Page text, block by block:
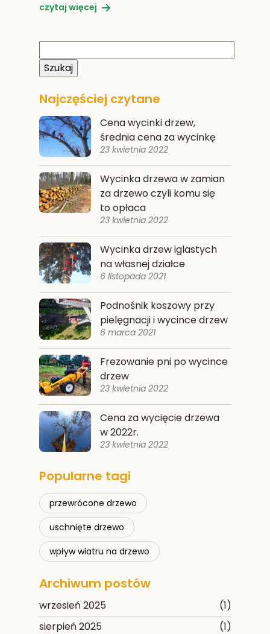
czytaj więcej
Najczęściej czytane
Cena wycinki drzew,
średnia cena za wycinkę
23 kwietnia 2022
Wycinka drzewa w zamian
za drzewo czyli komu się
to opłaca
23 kwietnia 2022
Wycinka drzew iglastych
na własnej działce
6 listopada 2021
Podnośnik koszowy przy
pielęgnacji i wycince drzew
6 marca 2021
Frezowanie pni po wycince
drzew
23 kwietnia 2022
Cena za wycięcie drzewa
w 2022r.
23 kwietnia 2022
Popularne tagi
przewrócone drzewo
uschnięte drzewo
wpływ wiatru na drzewo
Archiwum postów
wrzesień 2025
(1)
sierpień 2025
(1)